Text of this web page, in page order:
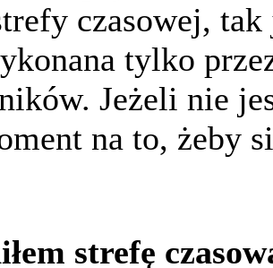
czasowej,
tylko
Jeżeli nie
na to, żeby
strefę